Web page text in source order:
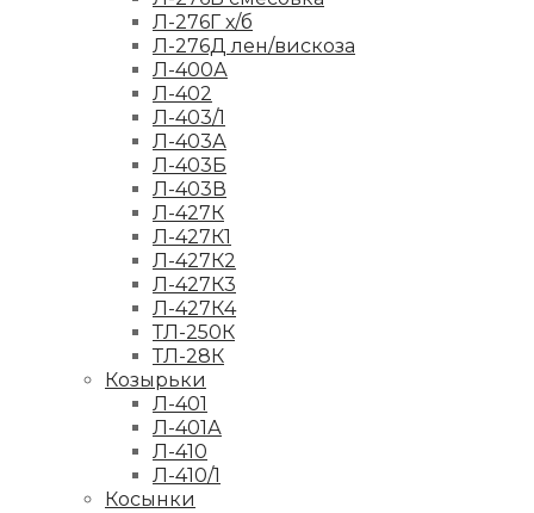
Л-276Г х/б
Л-276Д лен/вискоза
Л-400А
Л-402
Л-403/1
Л-403А
Л-403Б
Л-403В
Л-427К
Л-427К1
Л-427К2
Л-427К3
Л-427К4
ТЛ-250К
ТЛ-28К
Козырьки
Л-401
Л-401А
Л-410
Л-410/1
Косынки